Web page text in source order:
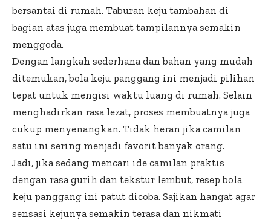
bersantai di rumah. Taburan keju tambahan di
bagian atas juga membuat tampilannya semakin
menggoda.
Dengan langkah sederhana dan bahan yang mudah
ditemukan, bola keju panggang ini menjadi pilihan
tepat untuk mengisi waktu luang di rumah. Selain
menghadirkan rasa lezat, proses membuatnya juga
cukup menyenangkan. Tidak heran jika camilan
satu ini sering menjadi favorit banyak orang.
Jadi, jika sedang mencari ide camilan praktis
dengan rasa gurih dan tekstur lembut, resep bola
keju panggang ini patut dicoba. Sajikan hangat agar
sensasi kejunya semakin terasa dan nikmati